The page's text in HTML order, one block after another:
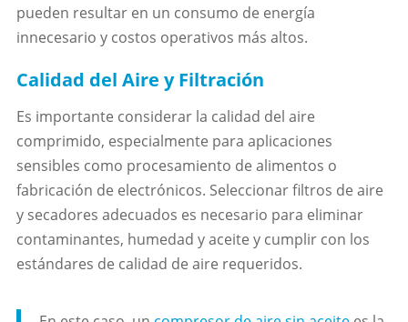
pueden resultar en un consumo de energía
innecesario y costos operativos más altos.
Calidad del Aire y Filtración
Es importante considerar la calidad del aire
comprimido, especialmente para aplicaciones
sensibles como procesamiento de alimentos o
fabricación de electrónicos. Seleccionar filtros de aire
y secadores adecuados es necesario para eliminar
contaminantes, humedad y aceite y cumplir con los
estándares de calidad de aire requeridos.